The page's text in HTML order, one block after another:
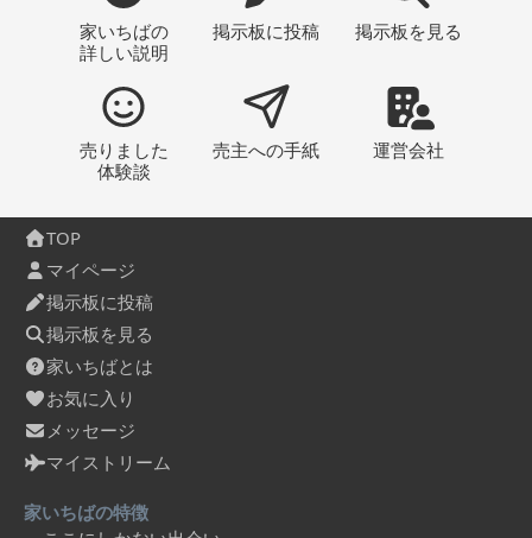
家いちばの
詳しい説明
掲示板に投稿 掲示板 を見る
売りました
体験談
売主への手紙 運営会社
TOP
マイページ
掲示板に投稿
掲示板を見る
家いちばとは
お気に入り
メッセージ
マイストリーム
家いちばの特徴